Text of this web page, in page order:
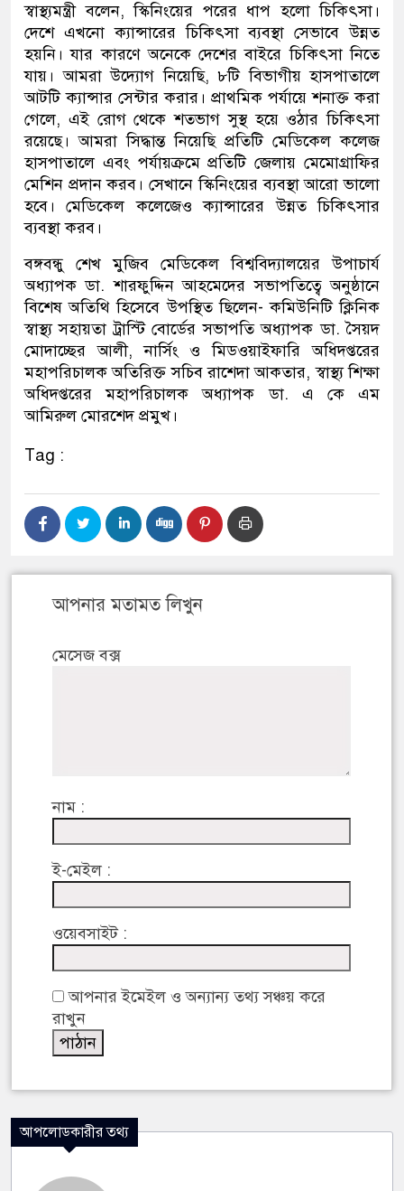
স্বাস্থ্যমন্ত্রী বলেন, স্কিনিংয়ের পরের ধাপ হলো চিকিৎসা।
দেশে এখনো ক্যান্সারের চিকিৎসা ব্যবস্থা সেভাবে উন্নত
হয়নি। যার কারণে অনেকে দেশের বাইরে চিকিৎসা নিতে
যায়। আমরা উদ্যোগ নিয়েছি, ৮টি বিভাগীয় হাসপাতালে
আটটি ক্যান্সার সেন্টার করার। প্রাথমিক পর্যায়ে শনাক্ত করা
গেলে, এই রোগ থেকে শতভাগ সুস্থ হয়ে ওঠার চিকিৎসা
রয়েছে। আমরা সিদ্ধান্ত নিয়েছি প্রতিটি মেডিকেল কলেজ
হাসপাতালে এবং পর্যায়ক্রমে প্রতিটি জেলায় মেমোগ্রাফির
মেশিন প্রদান করব। সেখানে স্কিনিংয়ের ব্যবস্থা আরো ভালো
হবে। মেডিকেল কলেজেও ক্যান্সারের উন্নত চিকিৎসার
ব্যবস্থা করব।
বঙ্গবন্ধু শেখ মুজিব মেডিকেল বিশ্ববিদ্যালয়ের উপাচার্য
অধ্যাপক ডা. শারফুদ্দিন আহমেদের সভাপতিত্বে অনুষ্ঠানে
বিশেষ অতিথি হিসেবে উপস্থিত ছিলেন- কমিউনিটি ক্লিনিক
স্বাস্থ্য সহায়তা ট্রাস্টি বোর্ডের সভাপতি অধ্যাপক ডা. সৈয়দ
মোদাচ্ছের আলী, নার্সিং ও মিডওয়াইফারি অধিদপ্তরের
মহাপরিচালক অতিরিক্ত সচিব রাশেদা আকতার, স্বাস্থ্য শিক্ষা
অধিদপ্তরের মহাপরিচালক অধ্যাপক ডা. এ কে এম
আমিরুল মোরশেদ প্রমুখ।
Tag :
আপনার মতামত লিখুন
মেসেজ বক্স
নাম :
ই-মেইল :
ওয়েবসাইট :
আপনার ইমেইল ও অন্যান্য তথ্য সঞ্চয় করে
রাখুন
আপলোডকারীর তথ্য